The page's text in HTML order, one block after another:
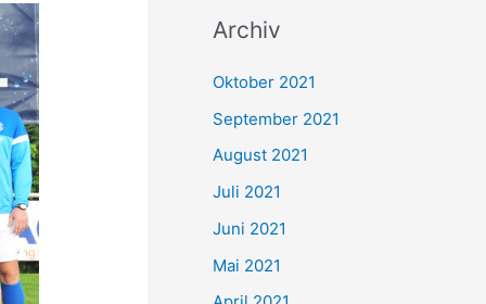
h
e
n
h
:
Archiv
Oktober 2021
September 2021
August 2021
Juli 2021
Juni 2021
Mai 2021